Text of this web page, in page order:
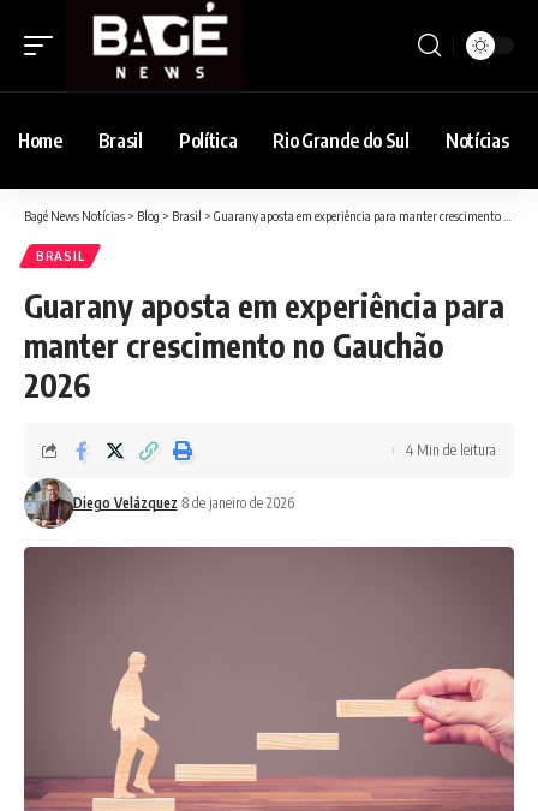
Home Brasil Política Rio Grande do Sul Notícias
Bagé News Notícias > Blog > Brasil > Guarany aposta em experiência para manter crescimento no Gauchão 2026
BRASIL
Guarany aposta em experiência para
manter crescimento no Gauchão
2026
Diego Velázquez 8 de janeiro de 2026
4 Min de leitura